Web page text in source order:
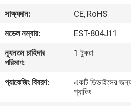
আমাদের
সম্পর্কে
ভ্রমণ
সাক্ষ্যদান:
CE, RoHS
মডেল নম্বার:
EST-804J11
ন্যূনতম চাহিদার
পরিমাণ:
1 টুকরা
প্যাকেজিং বিবরণ:
একটি ডিভাইসের জন্য
প্যাকিং